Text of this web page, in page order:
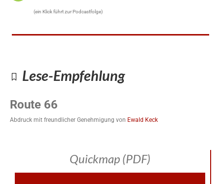
(ein Klick führt zur Podcastfolge)
Lese-Empfehlung
Route 66
Abdruck mit freundlicher Genehmigung von Ewald Keck
Quickmap (PDF)